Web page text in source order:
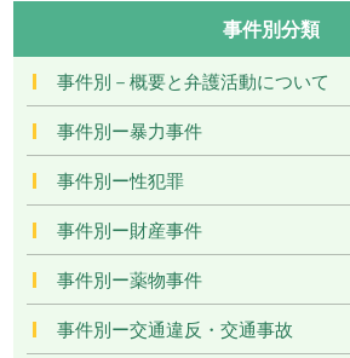
事件別分類
事件別－概要と弁護活動について
事件別ー暴力事件
事件別ー性犯罪
事件別ー財産事件
事件別ー薬物事件
事件別ー交通違反・交通事故